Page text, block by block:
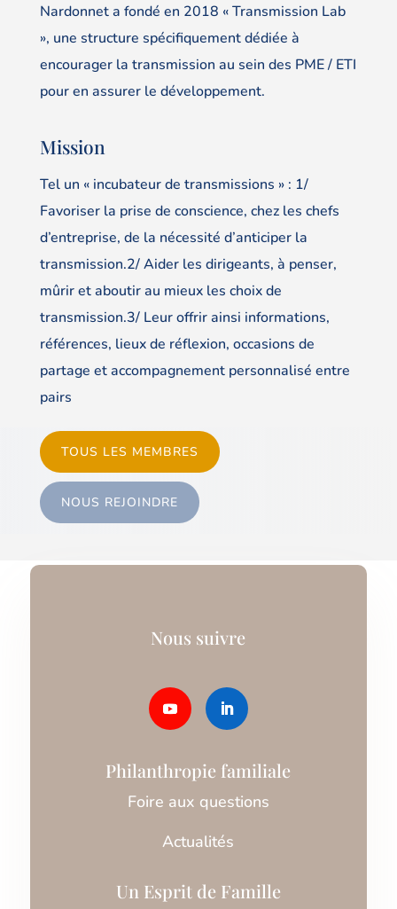
Nardonnet a fondé en 2018 « Transmission Lab
», une structure spécifiquement dédiée à
encourager la transmission au sein des PME / ETI
pour en assurer le développement.
Mission
Tel un « incubateur de transmissions » : 1/
Favoriser la prise de conscience, chez les chefs
d’entreprise, de la nécessité d’anticiper la
transmission.2/ Aider les dirigeants, à penser,
mûrir et aboutir au mieux les choix de
transmission.3/ Leur offrir ainsi informations,
références, lieux de réflexion, occasions de
partage et accompagnement personnalisé entre
pairs
TOUS LES MEMBRES
NOUS REJOINDRE
Nous suivre
Philanthropie familiale
Foire aux questions
Actualités
Un Esprit de Famille